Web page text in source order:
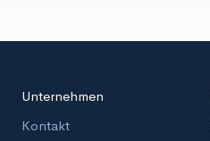
Unternehmen
Kontakt